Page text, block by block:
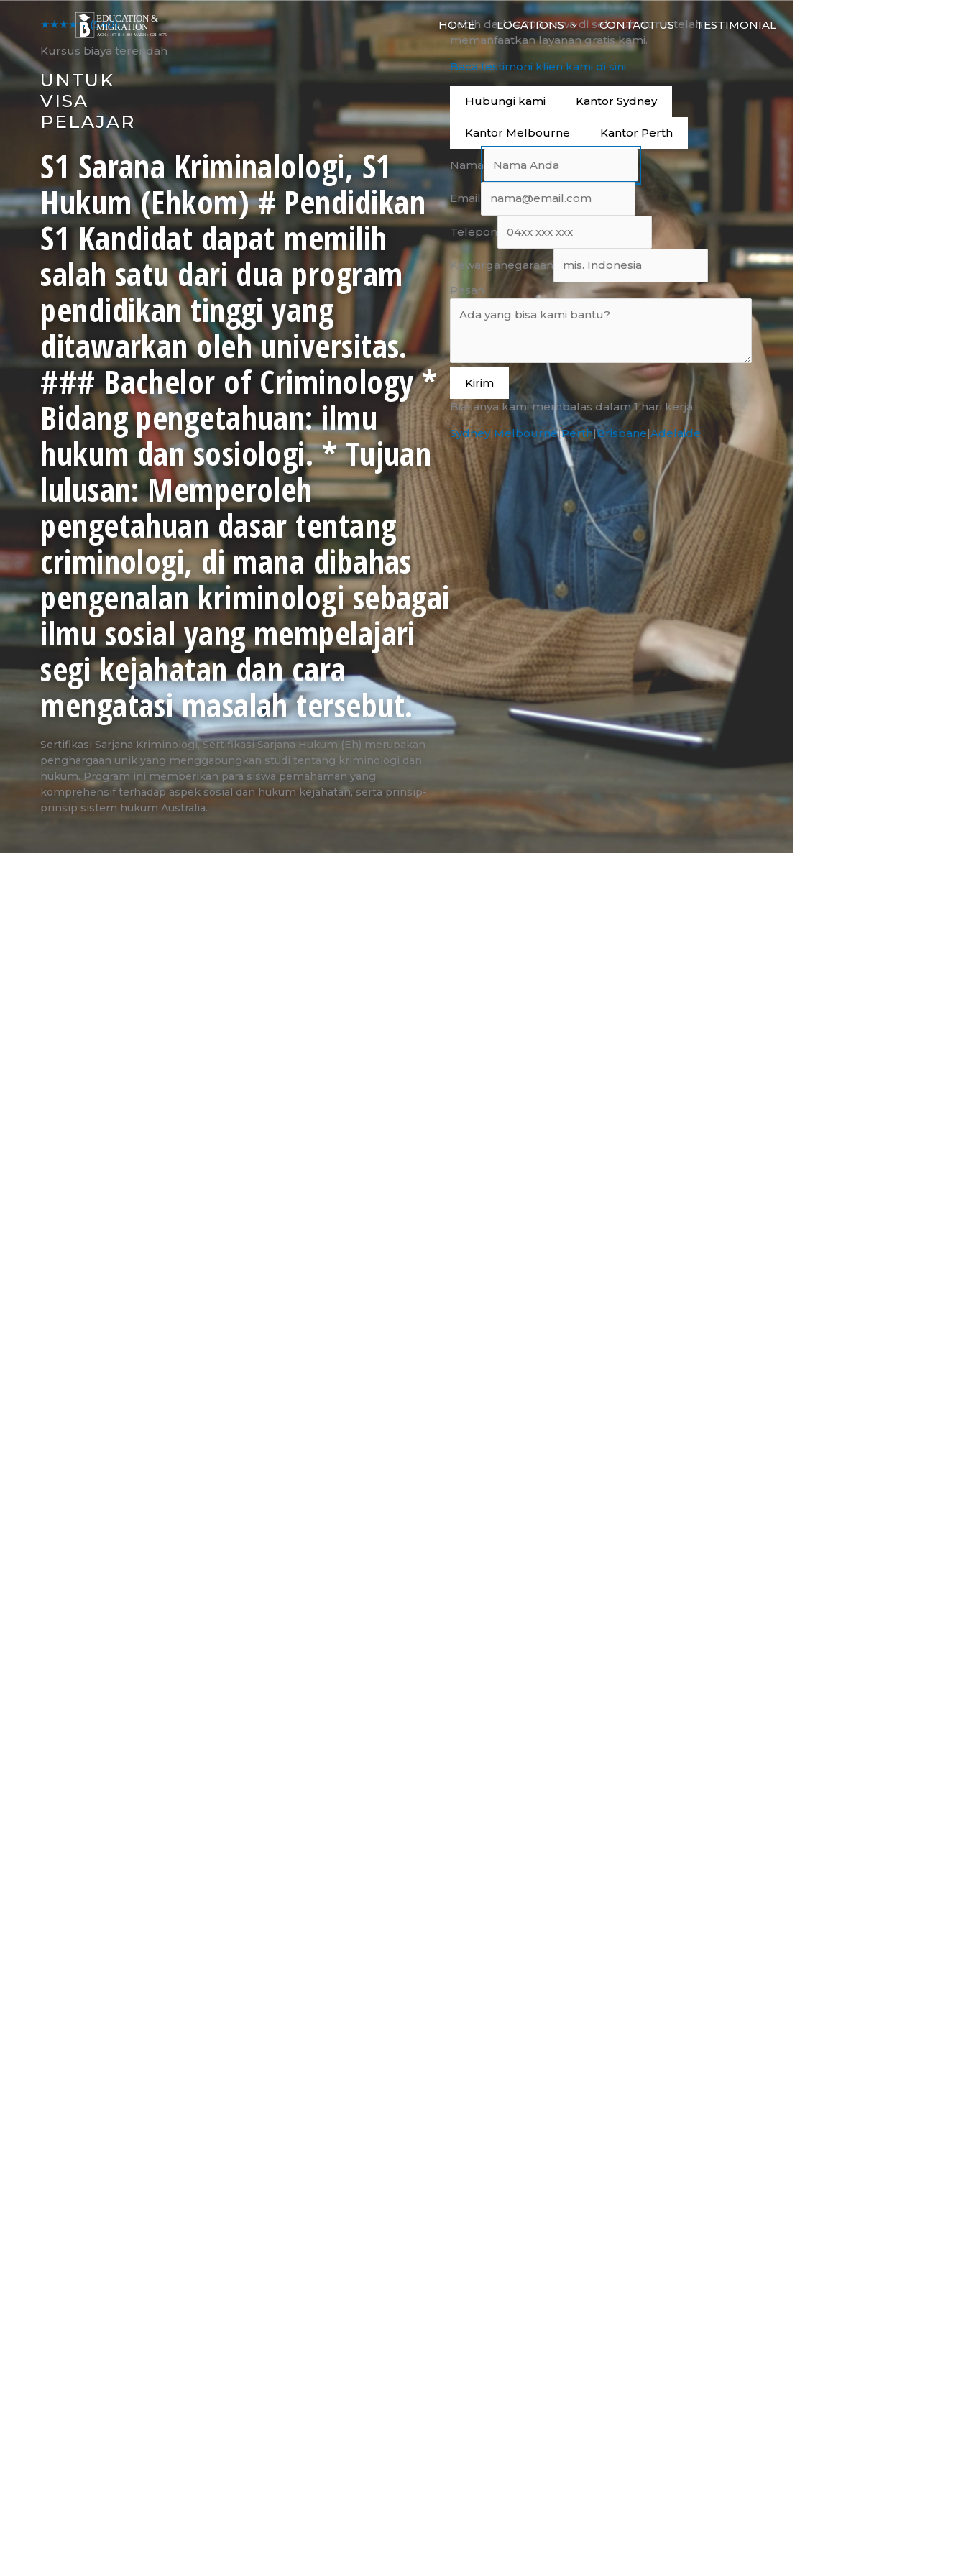
content
HOME LOCATIONS CONTACT US TESTIMONIAL
★★★★★ (540)
Kursus biaya terendah
UNTUK
VISA
PELAJAR
S1 Sarana Kriminalologi, S1
Hukum (Ehkom) # Pendidikan
S1 Kandidat dapat memilih
salah satu dari dua program
pendidikan tinggi yang
ditawarkan oleh universitas.
### Bachelor of Criminology *
Bidang pengetahuan: ilmu
hukum dan sosiologi. * Tujuan
lulusan: Memperoleh
pengetahuan dasar tentang
criminologi, di mana dibahas
pengenalan kriminologi sebagai
ilmu sosial yang mempelajari
segi kejahatan dan cara
mengatasi masalah tersebut.
Sertifikasi Sarjana Kriminologi, Sertifikasi Sarjana Hukum (Eh) merupakan
penghargaan unik yang menggabungkan studi tentang kriminologi dan
hukum. Program ini memberikan para siswa pemahaman yang
komprehensif terhadap aspek sosial dan hukum kejahatan, serta prinsip-
prinsip sistem hukum Australia.
Lebih dari 14.000 siswa di seluruh dunia telah
memanfaatkan layanan gratis kami.
Baca testimoni klien kami di sini
Hubungi kami Kantor Sydney
Kantor Melbourne Kantor Perth
Nama
Email
Telepon
Kewarganegaraan
Pesan
Kirim
Biasanya kami membalas dalam 1 hari kerja.
Sydney|Melbourne|Perth|Brisbane|Adelaide